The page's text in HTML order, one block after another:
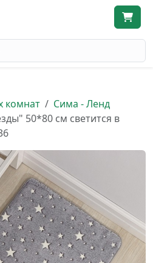
комнат
Сима - Ленд
50*80 см светится в